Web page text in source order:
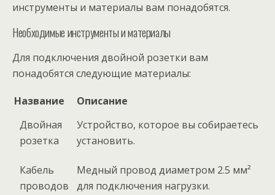
инструменты и материалы вам понадобятся.
Необходимые инструменты и материалы
Для подключения двойной розетки вам
понадобятся следующие материалы:
Название
Описание
Двойная
розетка
Устройство, которое вы собираетесь
установить.
Кабель
проводов
Медный провод диаметром 2.5 мм²
для подключения нагрузки.